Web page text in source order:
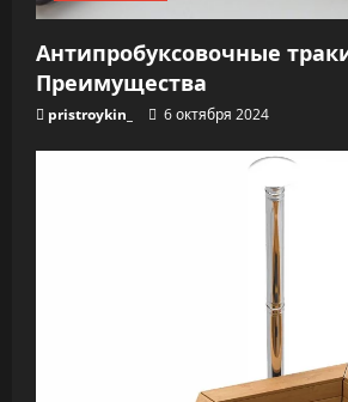
Антипробуксовочные
Преимущества
pristroykin_ 6 октября 2024